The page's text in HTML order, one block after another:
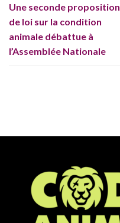
Une seconde proposition
de loi sur la condition
animale débattue à
l’Assemblée Nationale